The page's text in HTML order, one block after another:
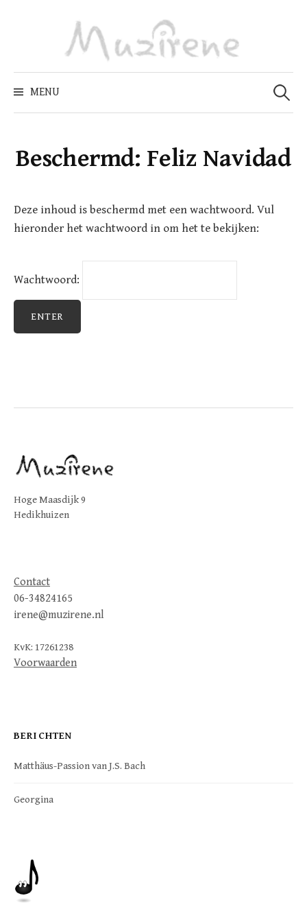
MENU
Zoeken
naar:
Beschermd: Feliz Navidad
Deze inhoud is beschermd met een wachtwoord. Vul
hieronder het wachtwoord in om het te bekijken:
Wachtwoord:
Hoge Maasdijk 9
Hedikhuizen
Contact
06-34824165
irene@muzirene.nl
KvK: 17261238
Voorwaarden
BERICHTEN
Matthäus-Passion van J.S. Bach
Georgina